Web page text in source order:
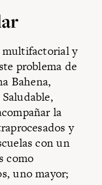
multifactorial y
problema de
Bahena,
la
y
con un
como
uno mayor;